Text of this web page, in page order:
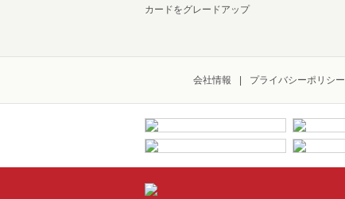
カードをグレードアップ
会社情報 プライバシーポリシー